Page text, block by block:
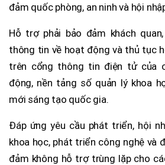
đảm quốc phòng, an ninh và hội
Hỗ trợ phải bảo đảm khách
thông tin về hoạt động và thủ tục
trên cổng thông tin điện tử của
động, nền tảng số quản lý khoa
mới sáng tạo quốc gia.
Đáp ứng yêu cầu phát triển, hội
khoa học, phát triển công nghệ và
đảm không hỗ trợ trùng lặp cho